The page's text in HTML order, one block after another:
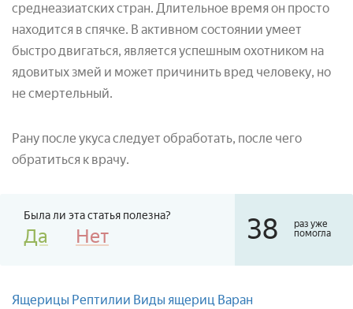
среднеазиатских стран. Длительное время он просто
находится в спячке. В активном состоянии умеет
быстро двигаться, является успешным охотником на
ядовитых змей и может причинить вред человеку, но
не смертельный.
Рану после укуса следует обработать, после чего
обратиться к врачу.
Была ли эта статья полезна?
Да Нет 38
раз уже
помогла
Ящерицы Рептилии Виды ящериц Варан